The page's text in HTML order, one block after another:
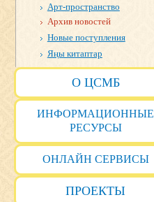
Арт-пространство
Архив новостей
Новые поступления
Яңы китаптар
О ЦСМБ
ИНФОРМАЦИОННЫЕ
РЕСУРСЫ
ОНЛАЙН СЕРВИСЫ
ПРОЕКТЫ